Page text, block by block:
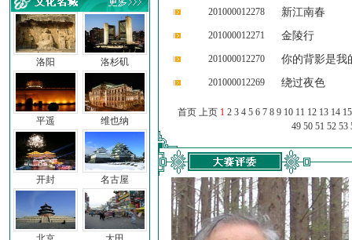
洛阳
平遥
开封
洛杉矶
维也纳
名古屋
201000012278 新江南春
201000012271 金陵行
201000012270 你的背影是我
201000012269 绕过夜色
首页 上页 1 2 3 4 5 6 7 8 9 10 11 12 13 14 15
49 50 51 52 53